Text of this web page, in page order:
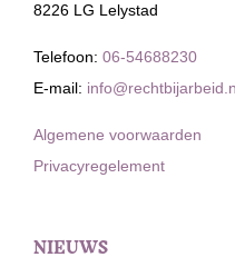
8226 LG Lelystad
Telefoon: 06-54688230
E-mail:
Algemene voorwaarden
Privacyregelement
NIEUWS